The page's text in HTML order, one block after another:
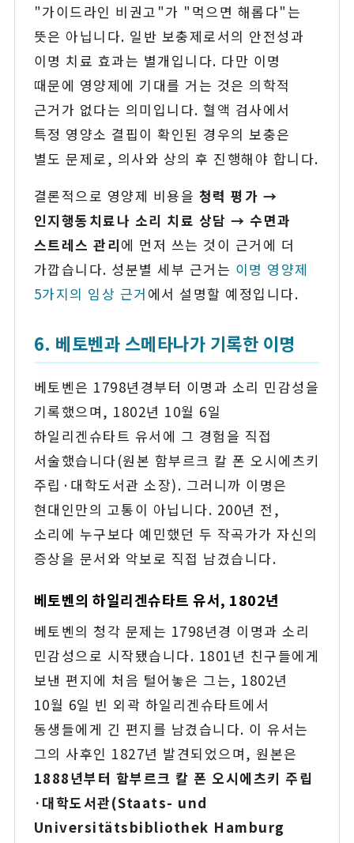
"가이드라인 비권고"가 "먹으면 해롭다"는
뜻은 아닙니다. 일반 보충제로서의 안전성과
이명 치료 효과는 별개입니다. 다만 이명
때문에 영양제에 기대를 거는 것은 의학적
근거가 없다는 의미입니다. 혈액 검사에서
특정 영양소 결핍이 확인된 경우의 보충은
별도 문제로, 의사와 상의 후 진행해야 합니다.
결론적으로 영양제 비용을 청력 평가 →
인지행동치료나 소리 치료 상담 → 수면과
스트레스 관리에 먼저 쓰는 것이 근거에 더
가깝습니다. 성분별 세부 근거는 이명 영양제
5가지의 임상 근거 에서 설명할 예정입니다.
6. 베토벤과 스메타나가 기록한 이명
베토벤은 1798년경부터 이명과 소리 민감성을
기록했으며, 1802년 10월 6일
하일리겐슈타트 유서에 그 경험을 직접
서술했습니다(원본 함부르크 칼 폰 오시에츠키
주립·대학도서관 소장). 그러니까 이명은
현대인만의 고통이 아닙니다. 200년 전,
소리에 누구보다 예민했던 두 작곡가가 자신의
증상을 문서와 악보로 직접 남겼습니다.
베토벤의 하일리겐슈타트 유서, 1802년
베토벤의 청각 문제는 1798년경 이명과 소리
민감성으로 시작됐습니다. 1801년 친구들에게
보낸 편지에 처음 털어놓은 그는, 1802년
10월 6일 빈 외곽 하일리겐슈타트에서
동생들에게 긴 편지를 남겼습니다. 이 유서는
그의 사후인 1827년 발견되었으며, 원본은
1888년부터 함부르크 칼 폰 오시에츠키 주립
·대학도서관(Staats- und
Universitätsbibliothek Hamburg